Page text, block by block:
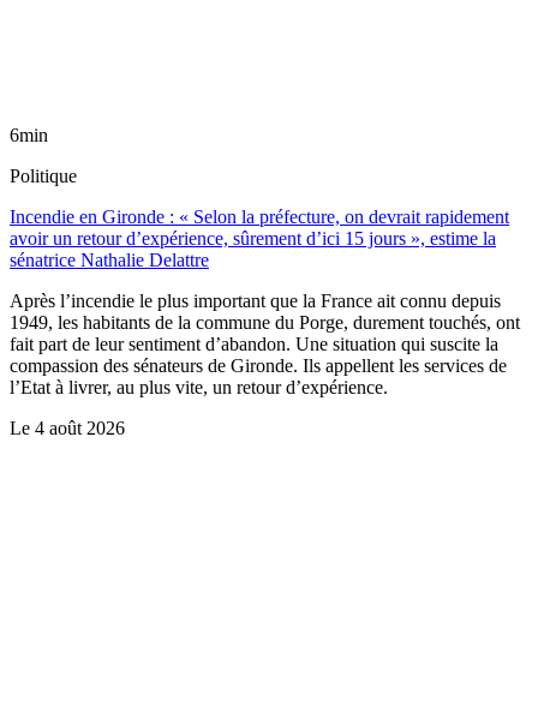
6min
Politique
Incendie en Gironde : « Selon la préfecture, on devrait rapidement
avoir un retour d’expérience, sûrement d’ici 15 jours », estime la
sénatrice Nathalie Delattre
Après l’incendie le plus important que la France ait connu depuis
1949, les habitants de la commune du Porge, durement touchés, ont
fait part de leur sentiment d’abandon. Une situation qui suscite la
compassion des sénateurs de Gironde. Ils appellent les services de
l’Etat à livrer, au plus vite, un retour d’expérience.
Le 4 août 2026